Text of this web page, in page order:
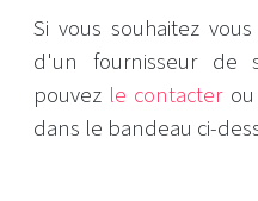
Si vous souhaitez
d'un fournisseur de
pouvez le contacterou
dans le bandeau ci-